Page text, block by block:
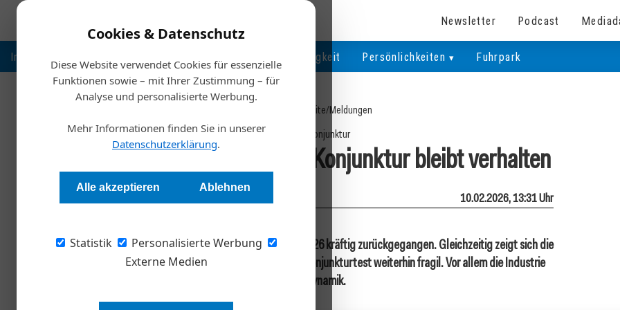
Cookies & Datenschutz
Diese Website verwendet Cookies für essenzielle
Funktionen sowie – mit Ihrer Zustimmung – für
Analyse und personalisierte Werbung.
Mehr Informationen finden Sie in unserer
Datenschutzerklärung.
Alle akzeptieren Ablehnen
Statistik
Personalisierte Werbung
Externe Medien
Newsletter Podcast
Inspiration Nachhaltigkeit Persönlichkeiten Fuhrpark
Startseite/Meldungen
Konjunktur
Inflation sinkt deutlich, Konjunktur bleibt verhalten
Redaktion Die Wirtschaft 10.02.2026, 13:31 Uhr
Die Inflationsrate in Österreich ist im Jänner 2026 kräftig zurückgegangen. Gleichzeitig zeigt sich die
konjunkturelle Erholung laut aktuellem Wifo-Konjunkturtest weiterhin fragil. Vor allem die Industrie
gewinnt nach der Rezession bislang kaum an Dynamik.